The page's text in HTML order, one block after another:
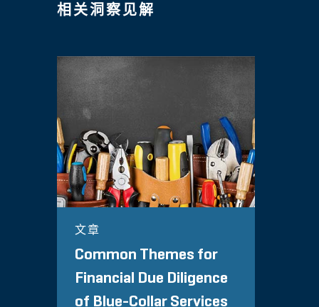
相关洞察见解
文章
Common Themes for
Financial Due Diligence
of Blue-Collar Services